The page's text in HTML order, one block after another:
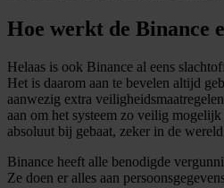
Hoe werkt de Binance
Helaas is ook Binance al eens
Het is daarom aan te bevelen altijd
aanwezig extra
aan om het systeem zo veilig
absoluut bij gebaat, zeker in de
Binance heeft alle benodigde
Ze doen er alles aan